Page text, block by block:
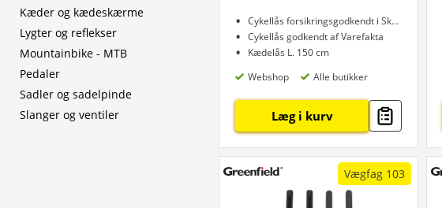
Kæder og kædeskærme
Lygter og reflekser
Mountainbike - MTB
Pedaler
Sadler og sadelpinde
Slanger og ventiler
Cykellås forsikringsgodkendt i Skandinavien
Cykellås godkendt af Varefakta
Kædelås L. 150 cm
Webshop
Alle butikker
Læg i kurv
Vægfag 103